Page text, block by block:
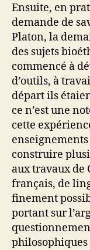
Ensuite, en
demande de
Platon, la
des sujets
commencé à
d’outils, à
départ ils
ce n’est une
cette
construire
aux travaux de
français, de
finement
portant sur
philosophiques